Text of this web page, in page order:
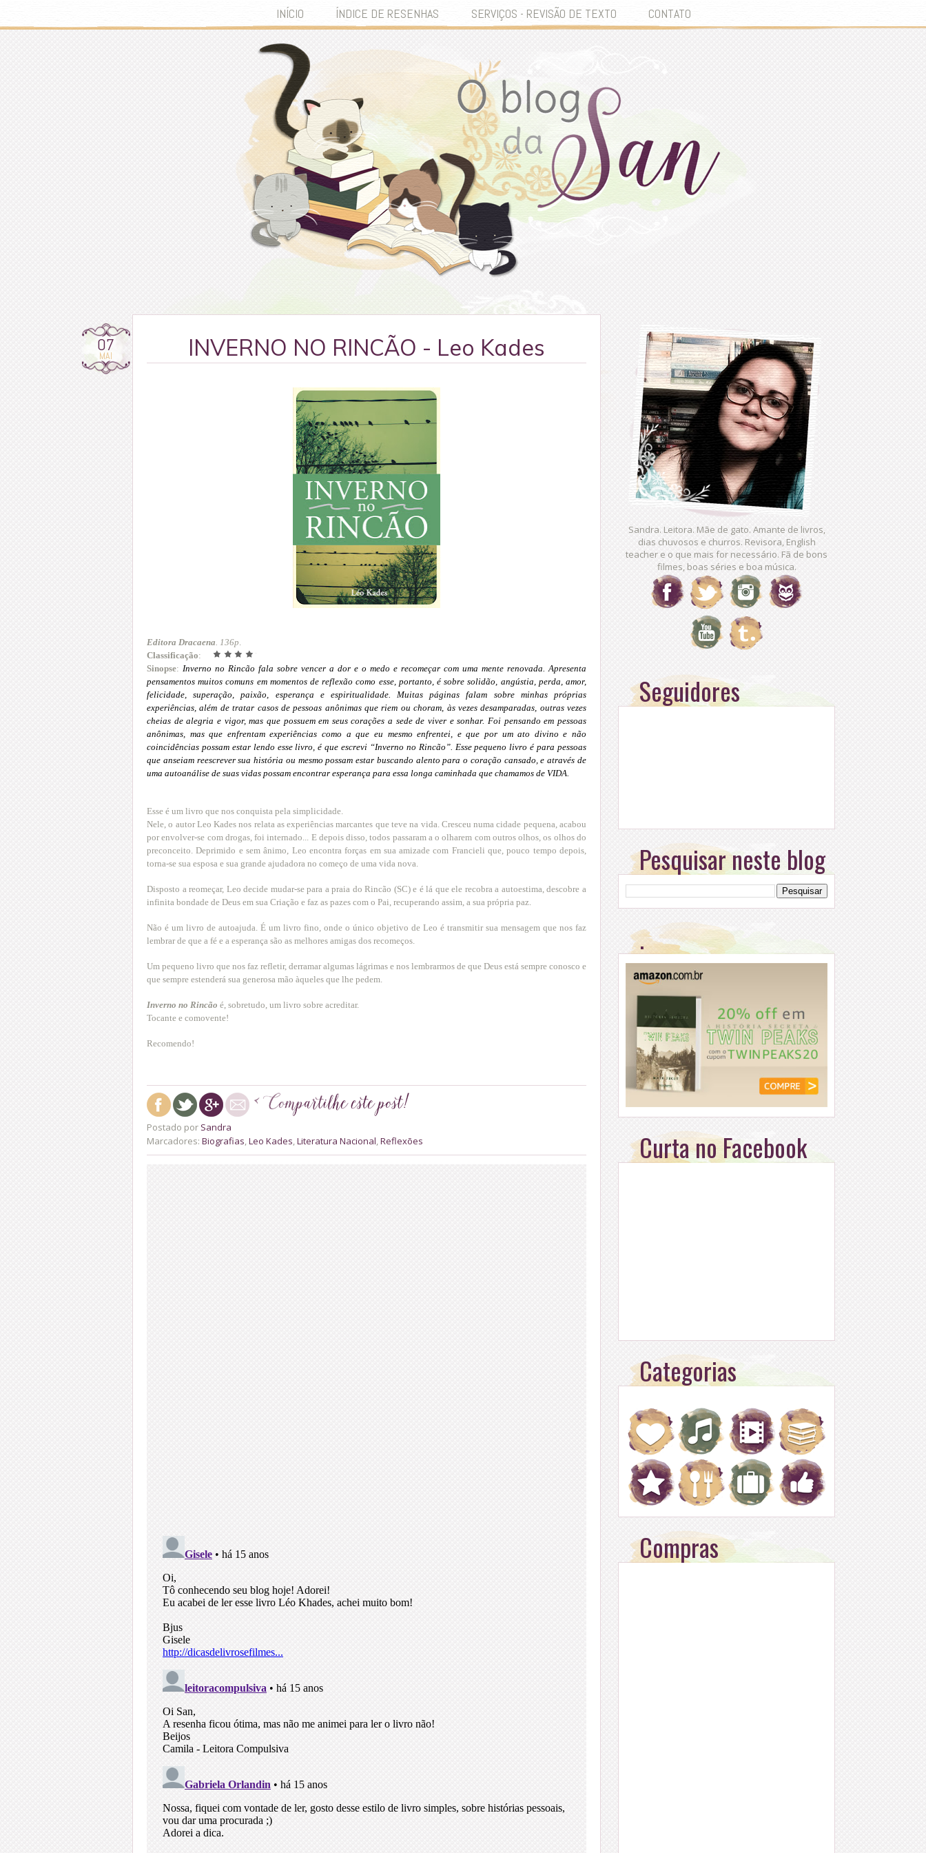
INÍCIO ÍNDICE DE RESENHAS SERVIÇOS - REVISÃO DE TEXTO CONTATO
07
MAI INVERNO NO RINCÃO - Leo Kades
Editora Dracaena . 136p
Classificação:
Sinopse: Inverno no Rincão fala sobre vencer a dor e o medo e recomeçar com uma mente renovada. Apresenta
pensamentos muitos comuns em momentos de reflexão como esse, portanto, é sobre solidão, angústia, perda, amor,
felicidade, superação, paixão, esperança e espiritualidade. Muitas páginas falam sobre minhas próprias
experiências, além de tratar casos de pessoas anônimas que riem ou choram, às vezes desamparadas, outras vezes
cheias de alegria e vigor, mas que possuem em seus corações a sede de viver e sonhar. Foi pensando em pessoas
anônimas, mas que enfrentam experiências como a que eu mesmo enfrentei, e que por um ato divino e não
coincidências possam estar lendo esse livro, é que escrevi “Inverno no Rincão”. Esse pequeno livro é para pessoas
que anseiam reescrever sua história ou mesmo possam estar buscando alento para o coração cansado, e através de
uma autoanálise de suas vidas possam encontrar esperança para essa longa caminhada que chamamos de VIDA.
Esse é um livro que nos conquista pela simplicidade.
Nele, o autor Leo Kades nos relata as experiências marcantes que teve na vida. Cresceu numa cidade pequena, acabou
por envolver-se com drogas, foi internado... E depois disso, todos passaram a o olharem com outros olhos, os olhos do
preconceito. Deprimido e sem ânimo, Leo encontra forças em sua amizade com Francieli que, pouco tempo depois,
torna-se sua esposa e sua grande ajudadora no começo de uma vida nova.
Disposto a reomeçar, Leo decide mudar-se para a praia do Rincão (SC) e é lá que ele recobra a autoestima, descobre a
infinita bondade de Deus em sua Criação e faz as pazes com o Pai, recuperando assim, a sua própria paz.
Não é um livro de autoajuda. É um livro fino, onde o único objetivo de Leo é transmitir sua mensagem que nos faz
lembrar de que a fé e a esperança são as melhores amigas dos recomeços.
Um pequeno livro que nos faz refletir, derramar algumas lágrimas e nos lembrarmos de que Deus está sempre conosco e
que sempre estenderá sua generosa mão àqueles que lhe pedem.
Inverno no Rincão é, sobretudo, um livro sobre acreditar.
Tocante e comovente!
Recomendo!
Postado por Sandra
Marcadores: Biografias Leo Kades Literatura Nacional Reflexões
Sandra. Leitora. Mãe de gato. Amante de livros,
dias chuvosos e churros. Revisora, English
teacher e o que mais for necessário. Fã de bons
filmes, boas séries e boa música.
Seguidores
Pesquisar neste blog
.
Curta no Facebook
Categorias
Compras